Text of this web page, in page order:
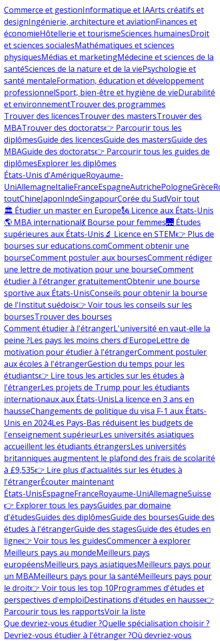
Commerce et gestionInformatique et IAArts créatifs et
designIngénierie, architecture et aviationFinances et
économieHôtellerie et tourismeSciences humainesDroit
et sciences socialesMathématiques et sciences
physiquesMédias et marketingMédecine et sciences de la
santéSciences de la nature et de la viePsychologie et
santé mentaleFormation, éducation et développement
professionnelSport, bien-être et hygiène de vieDurabilité
et environnementTrouver des programmes
Trouver des licencesTrouver des mastersTrouver des
MBATrouver des doctorats👉 Parcourir tous les
diplômesGuide des licencesGuide des mastersGuide des
MBAGuide des doctorats👉 Parcourir tous les guides de
diplômesExplorer les diplômes
États-Unis d'AmériqueRoyaume-
UniAllemagneItalieFranceEspagneAutrichePologneGrèce
toutChineJaponIndeSingapourCorée du SudVoir tout
🏛 Étudier un master en Europe🗽 Licence aux États-Unis
🌎 MBA international💃 Bourse pour femmes🌉 Études
supérieures aux États-Unis🔬 Licence en STEM👉 Plus de
bourses sur educations.comComment obtenir une
bourseComment postuler aux boursesComment rédiger
une lettre de motivation pour une bourseComment
étudier à l'étranger gratuitementObtenir une bourse
sportive aux États-UnisConseils pour obtenir la bourse
de l'Institut suédois👉 Voir tous les conseils sur les
boursesTrouver des bourses
Comment étudier à l'étrangerL'université en vaut-elle la
peine ?Les pays les moins chers d'EuropeLettre de
motivation pour étudier à l'étrangerComment postuler
aux écoles à l'étrangerGestion du temps pour les
étudiants👉 Lire tous les articles sur les études à
l'étrangerLes projets de Trump pour les étudiants
internationaux aux États-UnisLa licence en 3 ans en
hausseChangements de politique du visa F-1 aux États-
Unis en 2024Les Pays-Bas réduisent les budgets de
l'enseignement supérieurLes universités asiatiques
accueillent les étudiants étrangersLes universités
britanniques augmentent le plafond des frais de scolarité
à £9,535👉 Lire plus d'actualités sur les études à
l'étrangerÉcouter maintenant
États-UnisEspagneFranceRoyaume-UniAllemagneSuisse
👉 Explorer tous les paysGuides par domaine
d'étudesGuides des diplômesGuide des boursesGuide des
études à l'étrangerGuide des stagesGuide des études en
ligne👉 Voir tous les guidesCommencer à explorer
Meilleurs pays au mondeMeilleurs pays
européensMeilleurs pays asiatiquesMeilleurs pays pour
un MBAMeilleurs pays pour la santéMeilleurs pays pour
le droit👉 Voir tous les top 10Programmes d'études et
perspectives d'emploiDestinations d'études en hausse👉
Parcourir tous les rapportsVoir la liste
Que devriez-vous étudier ?Quelle spécialisation choisir ?
Devriez-vous étudier à l'étranger ?Où devriez-vous